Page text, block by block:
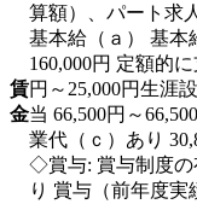
賃
金
算額）、パート求
基本給（ａ） 基本
160,000円 定額的
円～25,000円生涯
当 66,500円～
業代（ｃ）あり
◇賞与: 賞与制度の
り 賞与（前年度実